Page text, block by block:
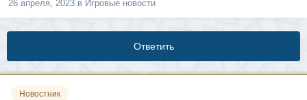
26 апреля, 2023 в Игровые новости
Ответить
Новостник